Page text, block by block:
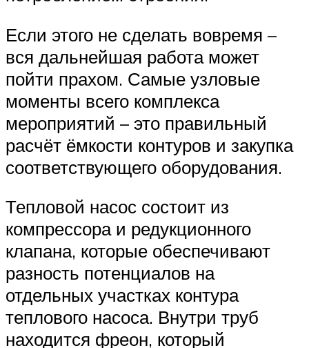
Если этого не сделать вовремя –
вся дальнейшая работа может
пойти прахом. Самые узловые
моменты всего комплекса
мероприятий – это правильный
расчёт ёмкости контуров и закупка
соответствующего оборудования.
Тепловой насос состоит из
компрессора и редукционного
клапана, которые обеспечивают
разность потенциалов на
отдельных участках контура
теплового насоса. Внутри труб
находится фреон, который